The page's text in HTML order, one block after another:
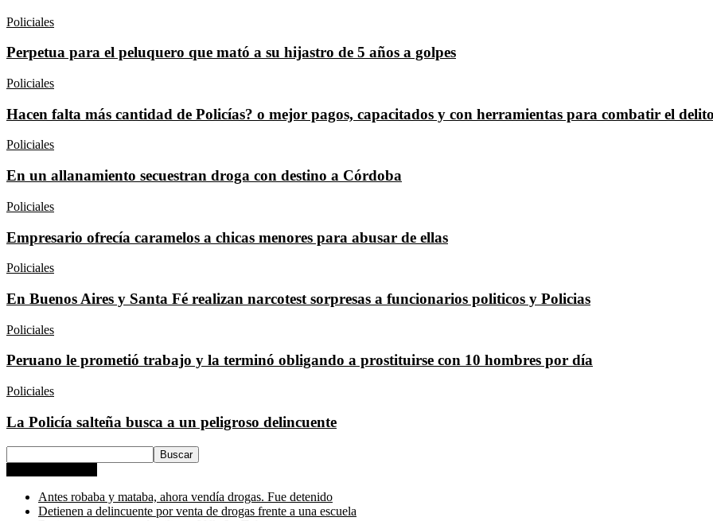
Policiales
Perpetua para el peluquero que mató a su hijastro de 5 años a golpes
Policiales
Hacen falta más cantidad de Policías? o mejor pagos, capacitados y con herramientas para combatir el
Policiales
En un allanamiento secuestran droga con destino a Córdoba
Policiales
Empresario ofrecía caramelos a chicas menores para abusar de ellas
Policiales
En Buenos Aires y Santa Fé realizan narcotest sorpresas a funcionarios politicos y Policias
Policiales
Peruano le prometió trabajo y la terminó obligando a prostituirse con 10 hombres por día
Policiales
La Policía salteña busca a un peligroso delincuente
Antes robaba y mataba, ahora vendía drogas. Fue detenido
Detienen a delincuente por venta de drogas frente a una escuela